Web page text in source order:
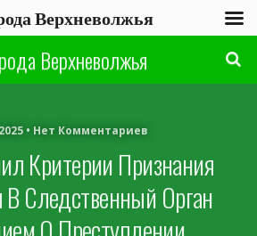
Верхневолжья
• Нет Комментариев
Критерии Признания
Следственный Орган
Верхневолжья